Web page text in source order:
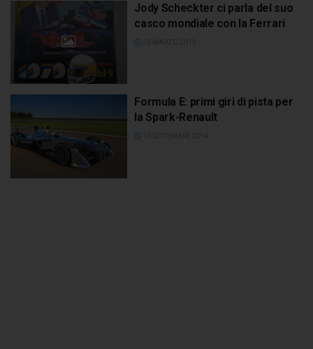
Jody Scheckter ci parla del suo
casco mondiale con la Ferrari
Formula E: primi giri di pista per
la Spark-Renault